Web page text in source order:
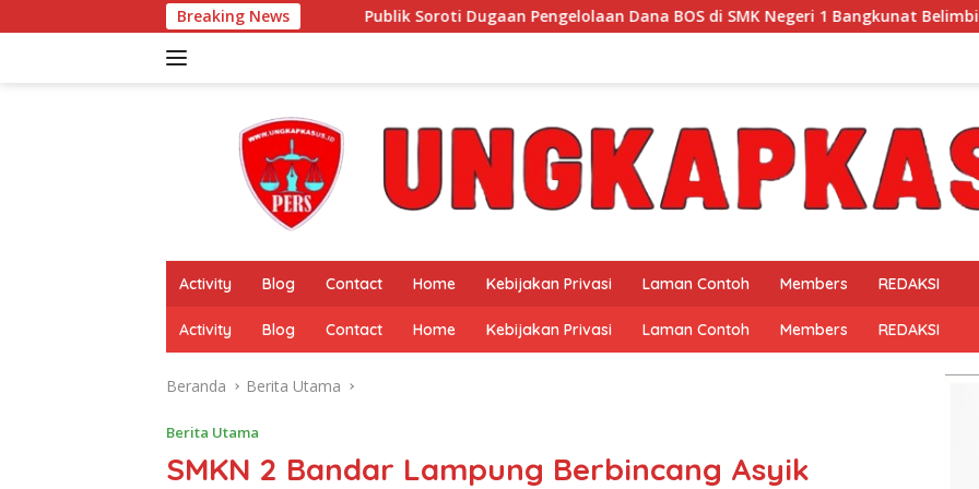
ke
Breaking News
Publik Soroti Dugaan Pengelolaan Dana BOS di SMK Negeri 1 Bangkunat Belimbing, Transparansi
Activity Blog Contact Home Kebijakan Privasi Laman Contoh Members REDAKSI
Activity Blog Contact Home Kebijakan Privasi Laman Contoh Members REDAKSI
Beranda Berita Utama
Berita Utama
SMKN 2 Bandar Lampung Berbincang Asyik